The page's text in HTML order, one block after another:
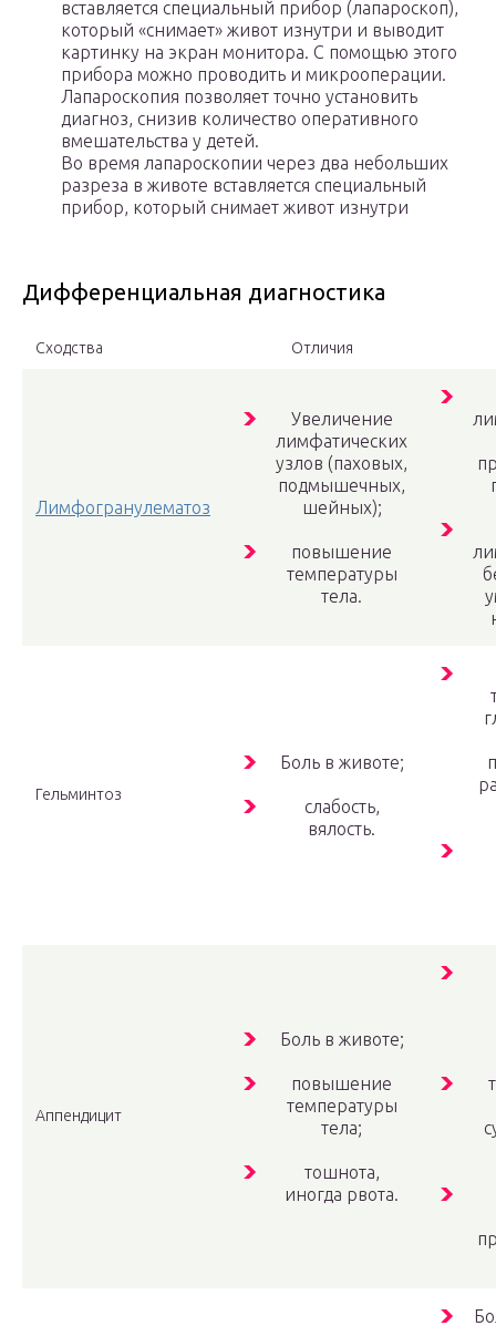
вставляется специальный прибор (лапароскоп),
который «снимает» живот изнутри и выводит
картинку на экран монитора. С помощью этого
прибора можно проводить и микрооперации.
Лапароскопия позволяет точно установить
диагноз, снизив количество оперативного
вмешательства у детей.
Во время лапароскопии через два небольших
разреза в животе вставляется специальный
прибор, который снимает живот изнутри
Дифференциальная диагностика
Сходства Отличия
Лимфогранулематоз
Увеличение
лимфатических
узлов (паховых,
подмышечных,
шейных);
повышение
температуры
тела.
Гельминтоз
Боль в животе;
слабость,
вялость.
Аппендицит
Боль в животе;
повышение
температуры
тела;
тошнота,
иногда рвота.